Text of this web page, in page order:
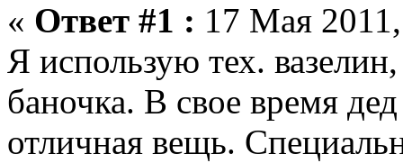
« Ответ #1 : 17 Мая
Я использую тех.
баночка. В свое время
отличная вещь.